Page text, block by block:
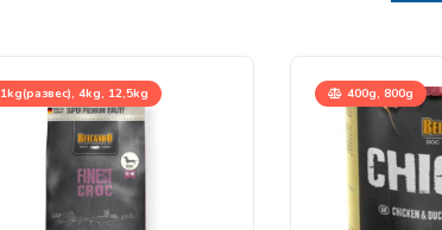
1kg(развес), 4kg, 12,5kg 400g, 800g